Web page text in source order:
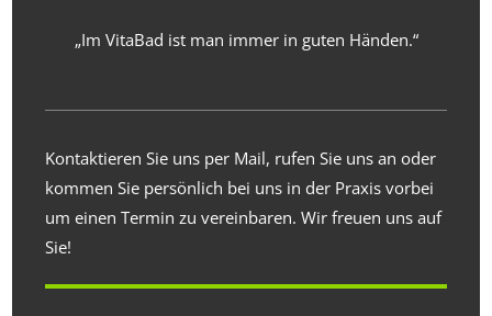
„Im VitaBad ist man immer in guten Händen.“
Kontaktieren Sie uns per Mail, rufen Sie uns an oder
kommen Sie persönlich bei uns in der Praxis vorbei
um einen Termin zu vereinbaren. Wir freuen uns auf
Sie!